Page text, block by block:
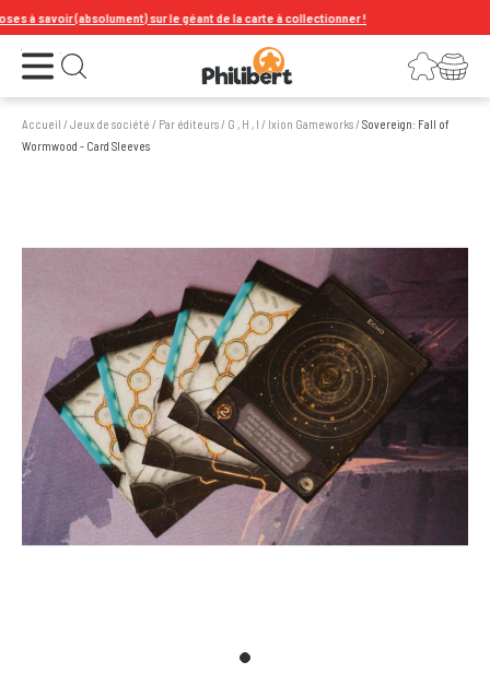
savoir (absolument) sur le géant de la carte à collectionner !
Ouvrir le menu Ouvrir la recherche Connexion
Votre panier
Accueil /Jeux de société / Par éditeurs/ G , H , I / Ixion Gameworks/Sovereign: Fall of
Wormwood - Card Sleeves